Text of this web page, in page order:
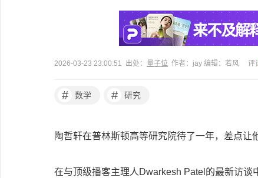
2026-03-23 23:00:51 出处： 量子位 作者：jay 编辑：若风 评
# 数学 # 研究
陶哲轩在普林斯顿高等研究院待了一年，差点让
在与顶级播客主理人Dwarkesh Patel的最新访